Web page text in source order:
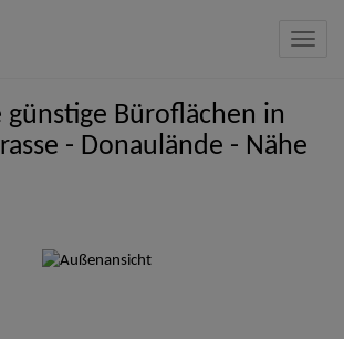
Büroflächen in
- Donaulände - Nähe